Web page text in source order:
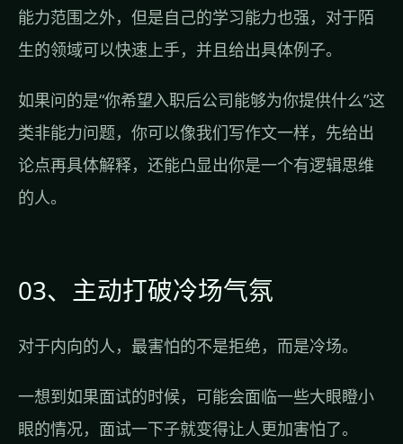
能力范围之外，但是自己的学习能力也强，对于陌
生的领域可以快速上手，并且给出具体例子。
如果问的是“你希望入职后公司能够为你提供什么”这
类非能力问题，你可以像我们写作文一样，先给出
论点再具体解释，还能凸显出你是一个有逻辑思维
的人。
03、主动打破冷场气氛
对于内向的人，最害怕的不是拒绝，而是冷场。
一想到如果面试的时候，可能会面临一些大眼瞪小
眼的情况，面试一下子就变得让人更加害怕了。